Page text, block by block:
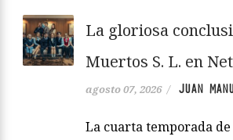
La gloriosa
Muertos S. L. en
agosto 07, 2026 / JUAN
La cuarta temporada de